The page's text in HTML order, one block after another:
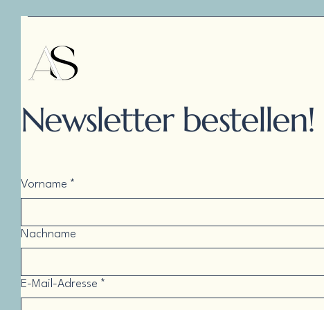
Newsletter bestellen!
Vorname *
Nachname
E-Mail-Adresse *